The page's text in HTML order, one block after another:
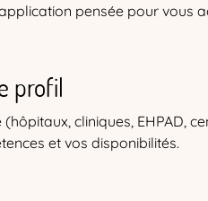
pensée pour vous
profil
cliniques, EHPAD,
et vos disponibilités.